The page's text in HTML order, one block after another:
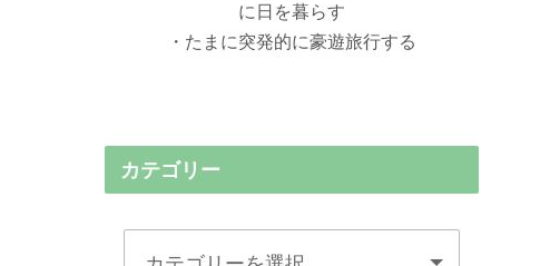
に日を暮らす
・たまに突発的に豪遊旅行する
カテゴリー